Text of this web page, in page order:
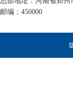
邮编：450000